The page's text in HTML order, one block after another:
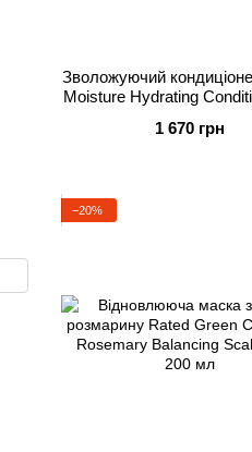
Зволожуючий
Moisture Hydrating
1 670 грн
−20%